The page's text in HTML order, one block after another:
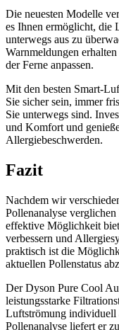
Die neuesten Modelle
es Ihnen ermöglicht, die
unterwegs aus zu
Warnmeldungen
der Ferne anpassen.
Mit den besten Smart-
Sie sicher sein, immer
Sie unterwegs sind.
und Komfort und
Allergiebeschwerden.
Fazit
Nachdem wir
Pollenanalyse
effektive Möglichkeit
verbessern und
praktisch ist die
aktuellen Pollenstatus
Der Dyson Pure Cool
leistungsstarke
Luftströmung individuell
Pollenanalyse liefert er